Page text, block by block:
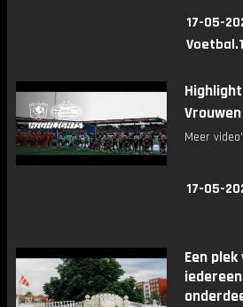
17-05-
Meer
17-05-
Een